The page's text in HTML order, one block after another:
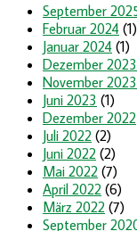
September
Februar 2024 (1)
Januar 2024 (1)
Dezember 2023
November 2023
Juni 2023 (1)
Dezember 2022
Juli 2022 (2)
Juni 2022 (2)
Mai 2022 (7)
April 2022 (6)
März 2022 (7)
September